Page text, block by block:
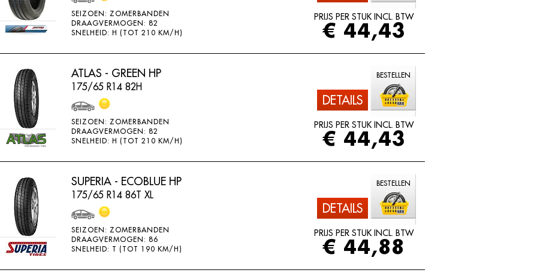
SEIZOEN: ZOMERBANDEN
DRAAGVERMOGEN: 82
SNELHEID: H (TOT 210 KM/H)
PRIJS PER STUK INCL. BTW
€ 44,43
ATLAS - GREEN HP
175/65 R14 82H
SEIZOEN: ZOMERBANDEN
DRAAGVERMOGEN: 82
SNELHEID: H (TOT 210 KM/H)
DETAILS
BESTELLEN
PRIJS PER STUK INCL. BTW
€ 44,43
SUPERIA - ECOBLUE HP
175/65 R14 86T XL
SEIZOEN: ZOMERBANDEN
DRAAGVERMOGEN: 86
SNELHEID: T (TOT 190 KM/H)
DETAILS
BESTELLEN
PRIJS PER STUK INCL. BTW
€ 44,88